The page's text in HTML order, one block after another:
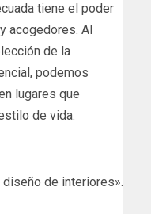
tiene el poder
acogedores. Al
de la
podemos
lugares que
de vida.
de interiores».